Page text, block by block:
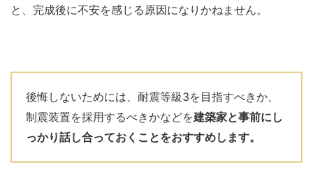
と、完成後に不安を感じる原因になりかねません。
後悔しないためには、耐震等級3を目指すべきか、
制震装置を採用するべきかなどを建築家と事前にし
っかり話し合っておくことをおすすめします。